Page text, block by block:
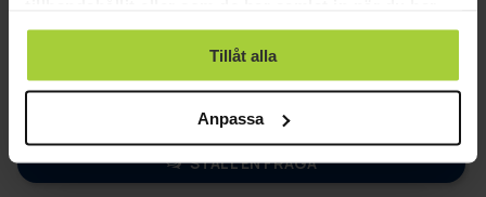
använt deras tjänster.
Tillåt alla
Anpassa
0
SKRIV EN RECENSION
STÄLL EN FRÅGA